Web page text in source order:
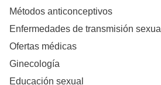
Métodos anticonceptivos
Enfermedades de transmisión sexual
Ofertas médicas
Ginecología
Educación sexual